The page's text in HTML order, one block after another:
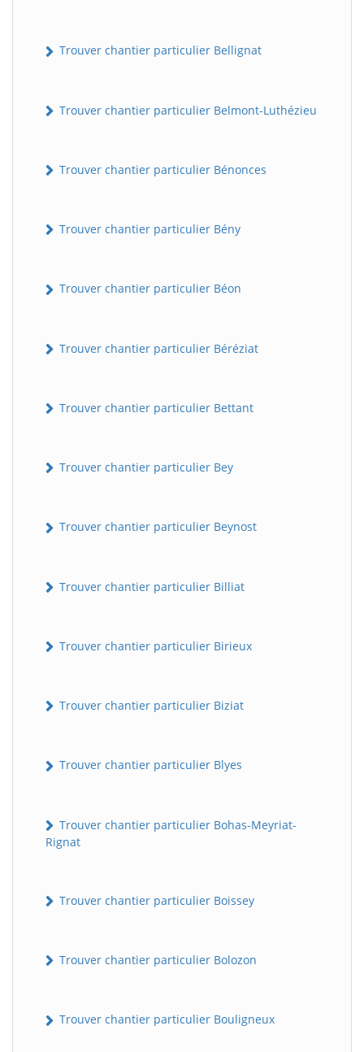
Trouver chantier particulier Bellignat
Trouver chantier particulier Belmont-Luthézieu
Trouver chantier particulier Bénonces
Trouver chantier particulier Bény
Trouver chantier particulier Béon
Trouver chantier particulier Béréziat
Trouver chantier particulier Bettant
Trouver chantier particulier Bey
Trouver chantier particulier Beynost
Trouver chantier particulier Billiat
Trouver chantier particulier Birieux
Trouver chantier particulier Biziat
Trouver chantier particulier Blyes
Trouver chantier particulier Bohas-Meyriat-
Rignat
Trouver chantier particulier Boissey
Trouver chantier particulier Bolozon
Trouver chantier particulier Bouligneux